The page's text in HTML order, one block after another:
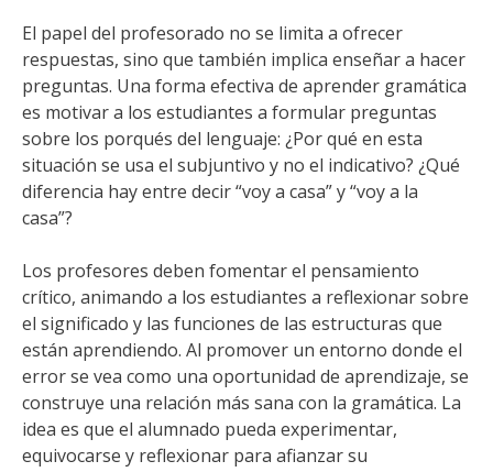
El papel del profesorado no se limita a ofrecer
respuestas, sino que también implica enseñar a hacer
preguntas. Una forma efectiva de aprender gramática
es motivar a los estudiantes a formular preguntas
sobre los porqués del lenguaje: ¿Por qué en esta
situación se usa el subjuntivo y no el indicativo? ¿Qué
diferencia hay entre decir “voy a casa” y “voy a la
casa”?
Los profesores deben fomentar el pensamiento
crítico, animando a los estudiantes a reflexionar sobre
el significado y las funciones de las estructuras que
están aprendiendo. Al promover un entorno donde el
error se vea como una oportunidad de aprendizaje, se
construye una relación más sana con la gramática. La
idea es que el alumnado pueda experimentar,
equivocarse y reflexionar para afianzar su